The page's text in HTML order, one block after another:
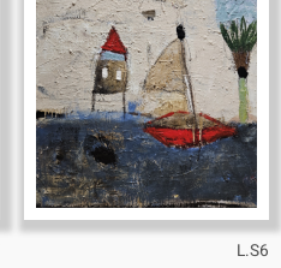
L.S6